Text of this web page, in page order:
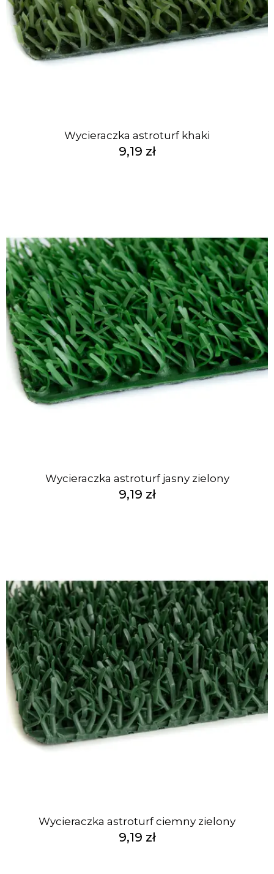
Wycieraczka astroturf khaki
9,19 zł
Wycieraczka astroturf jasny zielony
9,19 zł
Wycieraczka astroturf ciemny zielony
9,19 zł